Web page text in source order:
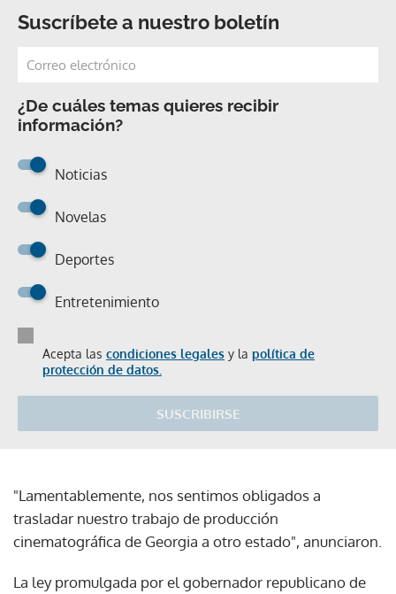
Suscríbete a nuestro boletín
¿De cuáles temas quieres recibir
información?
Noticias
Novelas
Deportes
Entretenimiento
Acepta las condiciones legales y la política de
protección de datos.
SUSCRIBIRSE
"Lamentablemente, nos sentimos obligados a
trasladar nuestro trabajo de producción
cinematográfica de Georgia a otro estado", anunciaron.
La ley promulgada por el gobernador republicano de